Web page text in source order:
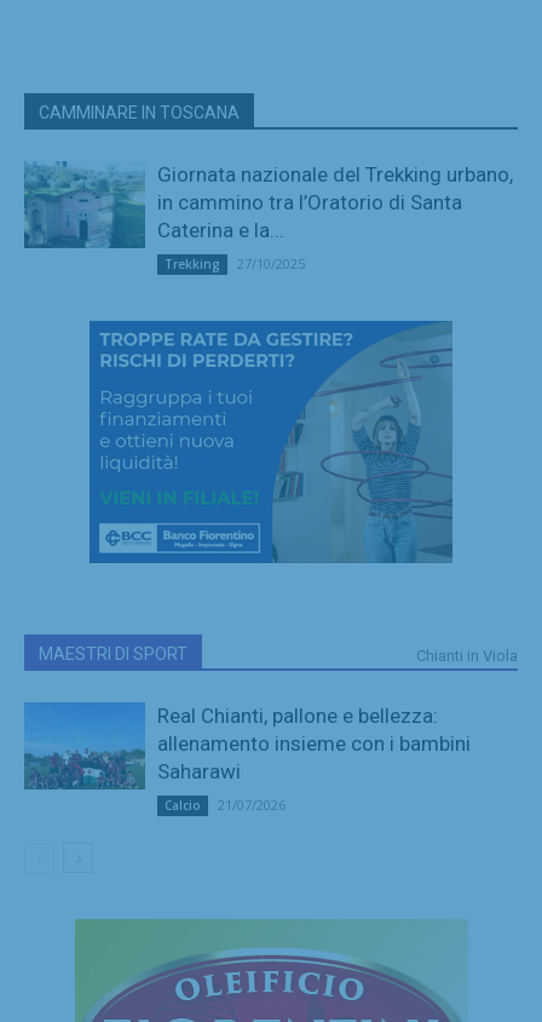
CAMMINARE IN TOSCANA
Giornata nazionale del Trekking urbano,
in cammino tra l’Oratorio di Santa
Caterina e la...
Trekking 27/10/2025
MAESTRI DI SPORT Chianti in Viola
Real Chianti, pallone e bellezza:
allenamento insieme con i bambini
Saharawi
Calcio 21/07/2026